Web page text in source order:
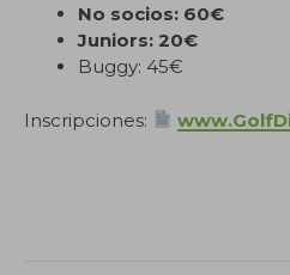
No socios: 60€
Juniors: 20€
Buggy: 45€
Inscripciones: